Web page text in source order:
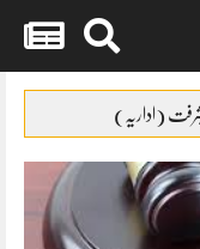
کے معاملے کی